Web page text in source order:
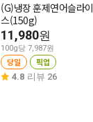
(G)냉장 훈제연어슬라이
스(150g)
11,980원
100g당 7,987원
당일 픽업
4.8 리뷰 26